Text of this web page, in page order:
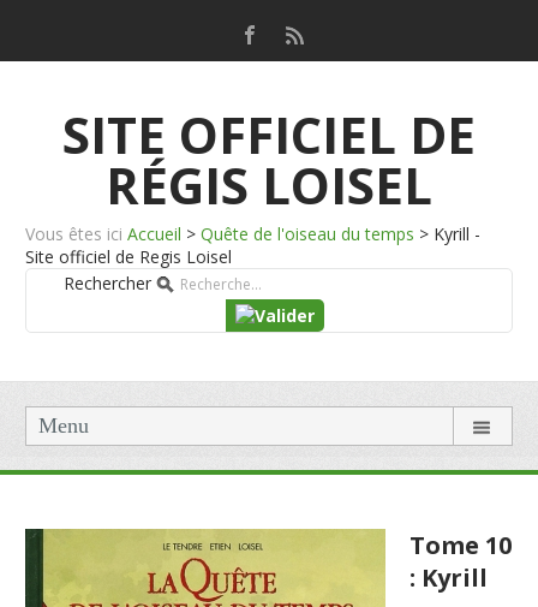
SITE OFFICIEL DE
RÉGIS LOISEL
Vous êtes ici Accueil > Quête de l'oiseau du temps > Kyrill -
Site officiel de Regis Loisel
Rechercher
Menu
Tome 10
: Kyrill